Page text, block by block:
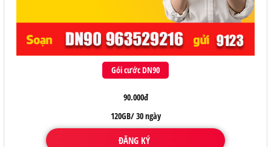
Gói cước DN90
90.000đ
120GB/ 30 ngày
ĐĂNG KÝ